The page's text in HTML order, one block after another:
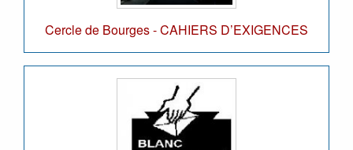
Cercle de Bourges - CAHIERS D’EXIGENCES